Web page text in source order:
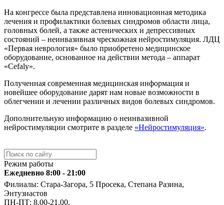
На конгрессе была представлена инновационная методика
лечения и профилактики болевых синдромов области лица,
головных болей, а также астенических и депрессивных
состояний – неинвазивная чрескожная нейростимуляция. ЛДЦ
«Первая неврология» было приобретено медицинское
оборудование, основанное на действии метода – аппарат
«Cefaly».
Полученная современная медицинская информация и
новейшее оборудование дарят нам новые возможности в
облегчении и лечении различных видов болевых синдромов.
Дополнительную информацию о неинвазивной
нейростимуляции смотрите в разделе «Нейростимуляция».
Режим работы
Ежедневно 8:00 - 21:00
Филиалы: Стара-Загора, 5 Просека, Степана Разина,
Энтузиастов
ПН-ПТ: 8.00-21.00,